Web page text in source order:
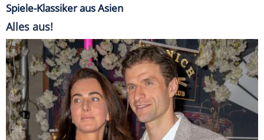
Spiele-Klassiker aus Asien
Alles aus!